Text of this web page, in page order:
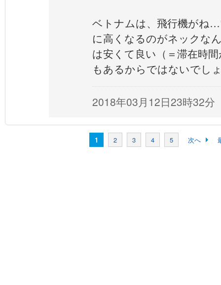
ベトナムは、飛行機がね
に高くなるのがネックな
は安くて良い（＝滞在時
もあるからではないでし
2018年03月12日23時32分
1 2 3 4 5 次へ